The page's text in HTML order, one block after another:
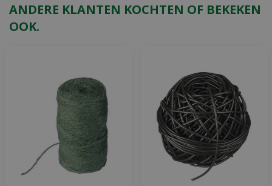
ANDERE KLANTEN KOCHTEN OF BEKEKEN
OOK.